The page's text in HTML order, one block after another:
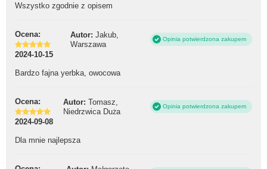
Wszystko zgodnie z opisem
Ocena: Autor: Jakub,
Warszawa
Opinia potwierdzona zakupem
2024-10-15
Bardzo fajna yerbka, owocowa
Ocena: Autor: Tomasz,
Niedrzwica Duża
Opinia potwierdzona zakupem
2024-09-08
Dla mnie najlepsza